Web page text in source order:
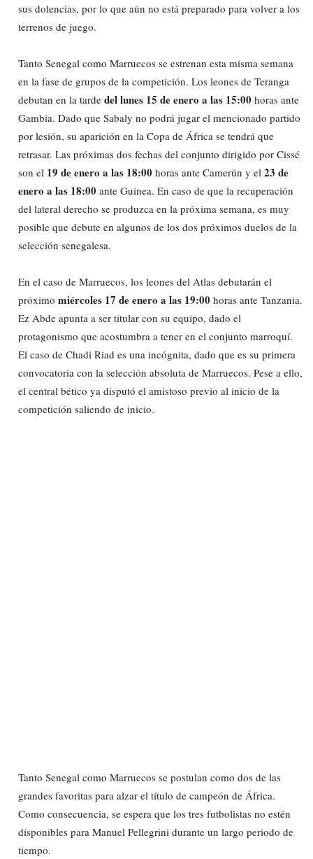
sus dolencias, por lo que aún no está preparado para volver a los
terrenos de juego.
Tanto Senegal como Marruecos se estrenan esta misma semana
en la fase de grupos de la competición. Los leones de Teranga
debutan en la tarde del lunes 15 de enero a las 15:00 horas ante
Gambia. Dado que Sabaly no podrá jugar el mencionado partido
por lesión, su aparición en la Copa de África se tendrá que
retrasar. Las próximas dos fechas del conjunto dirigido por Cissé
son el 19 de enero a las 18:00 horas ante Camerún y el 23 de
enero a las 18:00 ante Guinea. En caso de que la recuperación
del lateral derecho se produzca en la próxima semana, es muy
posible que debute en algunos de los dos próximos duelos de la
selección senegalesa.
En el caso de Marruecos, los leones del Atlas debutarán el
próximo miércoles 17 de enero a las 19:00 horas ante Tanzania.
Ez Abde apunta a ser titular con su equipo, dado el
protagonismo que acostumbra a tener en el conjunto marroquí.
El caso de Chadi Riad es una incógnita, dado que es su primera
convocatoria con la selección absoluta de Marruecos. Pese a ello,
el central bético ya disputó el amistoso previo al inicio de la
competición saliendo de inicio.
Tanto Senegal como Marruecos se postulan como dos de las
grandes favoritas para alzar el título de campeón de África.
Como consecuencia, se espera que los tres futbolistas no estén
disponibles para Manuel Pellegrini durante un largo periodo de
tiempo.